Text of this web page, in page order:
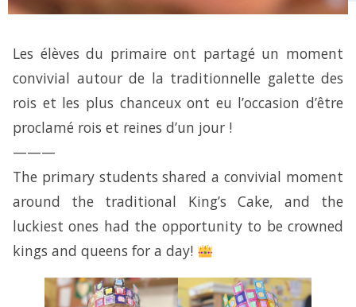
Les élèves du primaire ont partagé un moment
convivial autour de la traditionnelle galette des
rois et les plus chanceux ont eu l’occasion d’être
proclamé rois et reines d’un jour !
———
The primary students shared a convivial moment
around the traditional King’s Cake, and the
luckiest ones had the opportunity to be crowned
kings and queens for a day!